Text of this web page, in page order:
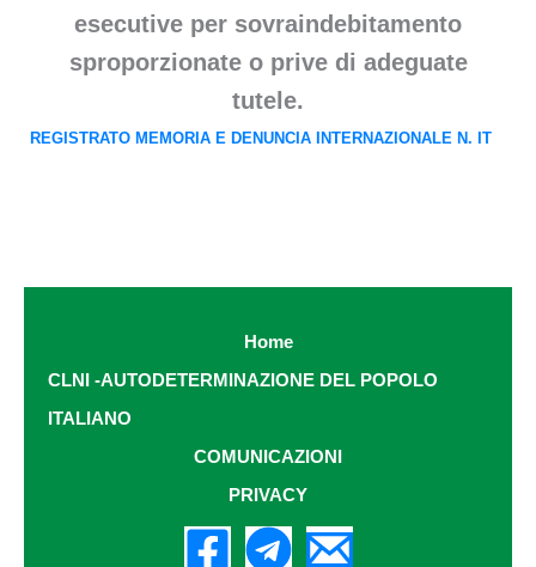
esecutive per sovraindebitamento
sproporzionate o prive di adeguate
tutele.
REGISTRATO MEMORIA E DENUNCIA INTERNAZIONALE N. IT
Home
CLNI -AUTODETERMINAZIONE DEL POPOLO
ITALIANO
COMUNICAZIONI
PRIVACY